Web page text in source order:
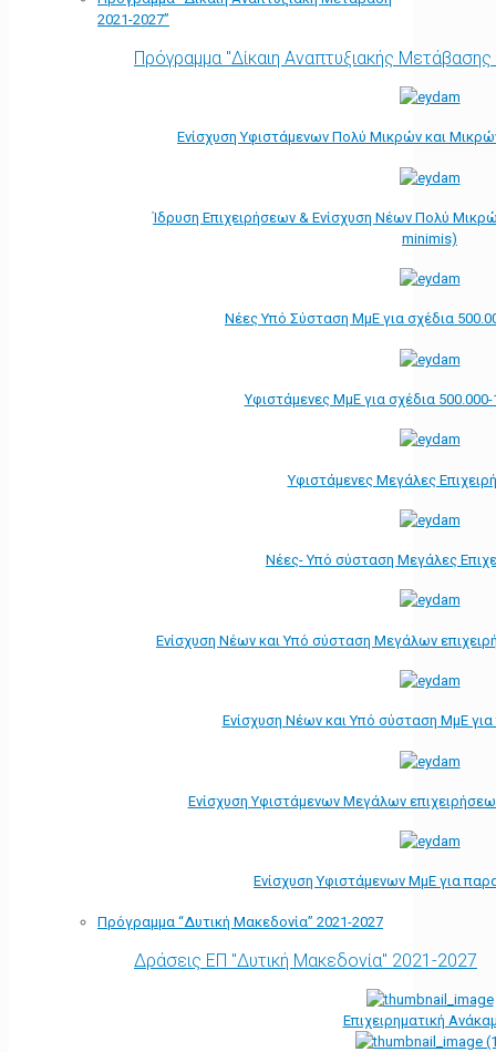
2021-2027”
Πρόγραμμα "Δίκαιη Αναπτυξιακής
Ενίσχυση Υφιστάμενων Πολύ Μικρών και
Ίδρυση Επιχειρήσεων & Ενίσχυση Νέων Πολύ
minimis)
Νέες Υπό Σύσταση ΜμΕ για σχέδια
Υφιστάμενες ΜμΕ για σχέδια
Υφιστάμενες Μεγάλες
Νέες- Υπό σύσταση Μεγάλες
Ενίσχυση Νέων και Υπό σύσταση Μεγάλων
Ενίσχυση Νέων και Υπό σύσταση ΜμΕ
Ενίσχυση Υφιστάμενων Μεγάλων
Ενίσχυση Υφιστάμενων ΜμΕ για
Πρόγραμμα “Δυτική Μακεδονία” 2021-2027
Δράσεις ΕΠ "Δυτική Μακεδονία" 2021-2027
Επιχειρηματική